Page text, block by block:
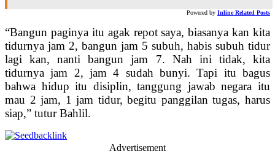
Powered by Inline Related Posts
“Bangun paginya itu agak repot saya, biasanya kan kita
tidurnya jam 2, bangun jam 5 subuh, habis subuh tidur
lagi kan, nanti bangun jam 7. Nah ini tidak, kita
tidurnya jam 2, jam 4 sudah bunyi. Tapi itu bagus
bahwa hidup itu disiplin, tanggung jawab negara itu
mau 2 jam, 1 jam tidur, begitu panggilan tugas, harus
siap,” tutur Bahlil.
Advertisement